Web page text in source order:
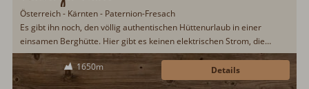
Österreich - Kärnten - Paternion-Fresach
Es gibt ihn noch, den völlig authentischen Hüttenurlaub in einer
einsamen Berghütte. Hier gibt es keinen elektrischen Strom, die
Toilette ist wie anno dazumal und das Wasser muss am Brunnen vor
der Hütte geholt werden. Wer es urig und spartanisch mag, wird hier
inmitten unberührter Natur seinen Traumurlaub erleben...
1650m Details